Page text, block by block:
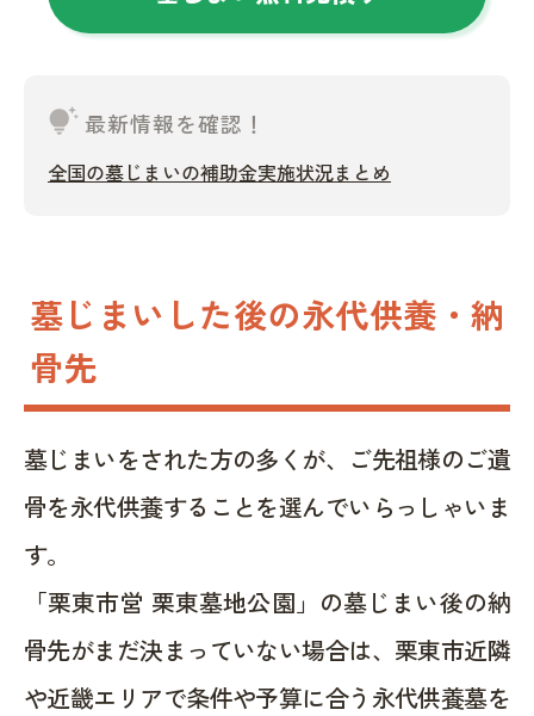
tips_and_updates 最新情報を確認！
全国の墓じまいの補助金実施状況まとめ
墓じまいした後の永代供養・納
骨先
墓じまいをされた方の多くが、ご先祖様のご遺
骨を永代供養することを選んでいらっしゃいま
す。
「栗東市営 栗東墓地公園」の墓じまい後の納
骨先がまだ決まっていない場合は、栗東市近隣
や近畿エリアで条件や予算に合う永代供養墓を